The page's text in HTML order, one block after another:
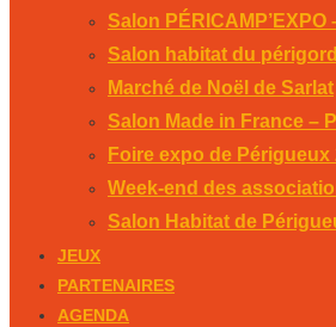
Salon PÉRICAMP’EXPO
Salon habitat du
Marché de Noël de Sarlat
Salon Made in France –
Foire expo de Périgueux
Week-end des
Salon Habitat de
JEUX
PARTENAIRES
AGENDA